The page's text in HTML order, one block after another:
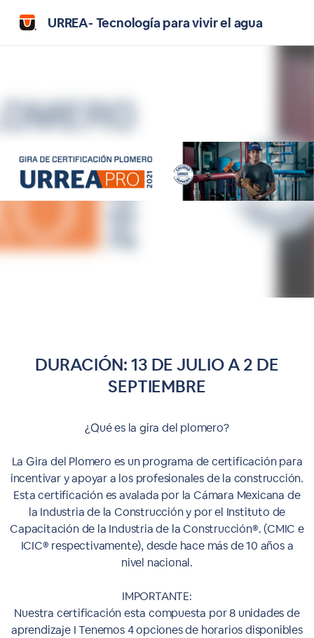
URREA- Tecnología para vivir el agua
DURACIÓN: 13 DE JULIO A 2 DE
SEPTIEMBRE
¿Qué es la gira del plomero?
La Gira del Plomero es un programa de certificación para
incentivar y apoyar a los profesionales de la construcción.
Esta certificación es avalada por la Cámara Mexicana de
la Industria de la Construcción y por el Instituto de
Capacitación de la Industria de la Construcción®. (CMIC e
ICIC® respectivamente), desde hace más de 10 años a
nivel nacional.
IMPORTANTE:
Nuestra certificación esta compuesta por 8 unidades de
aprendizaje I Tenemos 4 opciones de horarios disponibles